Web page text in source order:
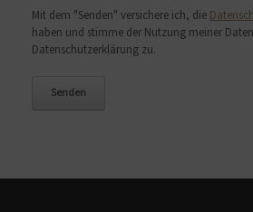
Mit dem "Senden" versichere ich, die
haben und stimme der Nutzung meiner
Datenschutzerklärung zu.